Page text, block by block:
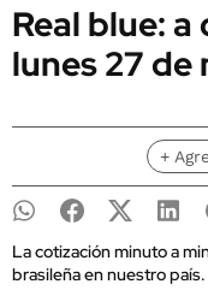
Real blue:
lunes 27 de
+
La cotización minuto a
brasileña en nuestro país.